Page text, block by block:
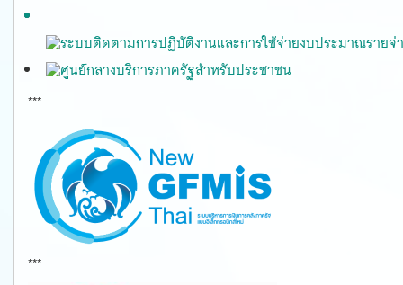
***
gfmis
***